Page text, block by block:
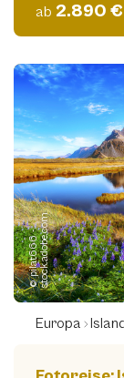
ab 2.890 €
©
p
i
l
a
t
6
6
6
-
s
t
o
c
k.
a
d
o
b
e.
c
om
Europa